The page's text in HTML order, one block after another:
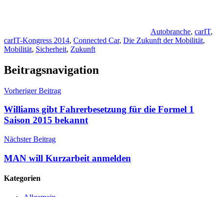
Autobranche, carIT,
carIT-Kongress 2014, Connected Car, Die Zukunft der Mobilität,
Mobilität, Sicherheit, Zukunft
Beitragsnavigation
Vorheriger Beitrag
Williams gibt Fahrerbesetzung für die Formel 1
Saison 2015 bekannt
Nächster Beitrag
MAN will Kurzarbeit anmelden
Kategorien